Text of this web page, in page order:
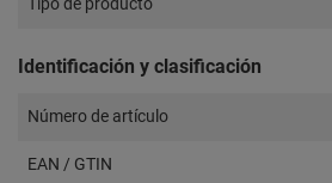
Tipo de producto
Identificación y clasificación
Número de artículo
EAN / GTIN